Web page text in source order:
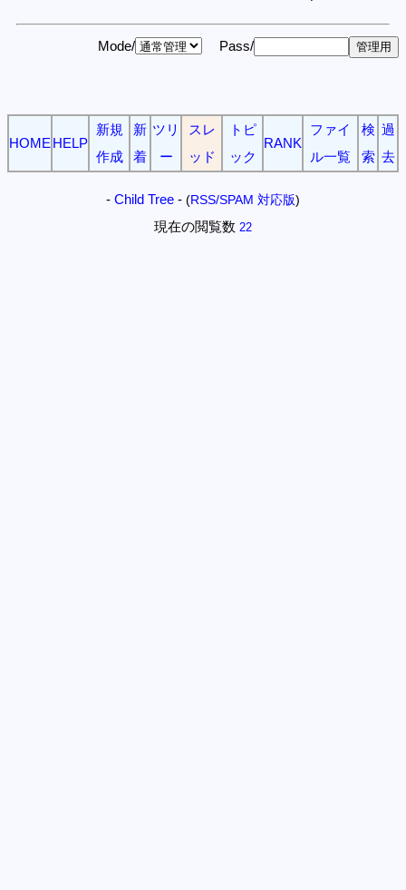
Mode/ Pass/
HOME HELP
新規
作成
新
着
ツリ
ー
スレ
ッド
トピ
ック
RANK
ファイ
ル一覧
検
索
過
去
- Child Tree - (RSS/SPAM 対応版)
現在の閲覧数 22